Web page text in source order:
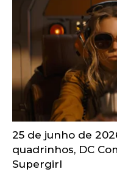
25 de junho de
quadrinhos, DC
Supergirl